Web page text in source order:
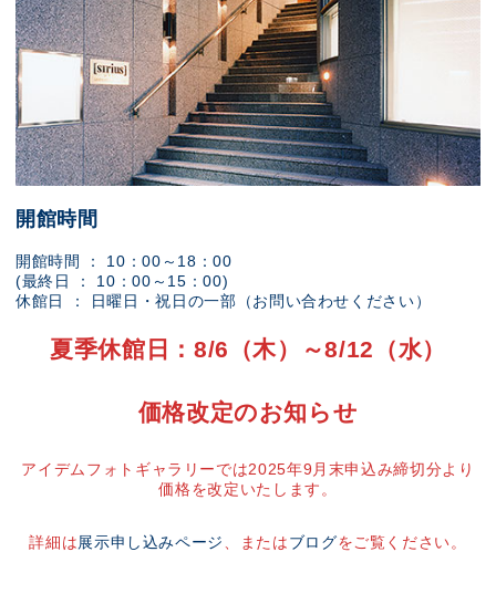
開館時間
開館時間 ： 10：00～18：00
(最終日 ： 10：00～15：00)
休館日 ： 日曜日・祝日の一部（お問い合わせください）
夏季休館日：8/6（木）～8/12（水）
価格改定のお知らせ
アイデムフォトギャラリーでは2025年9月末申込み締切分より
価格を改定いたします。
詳細は展示申し込みページ 、またはブログをご覧ください。